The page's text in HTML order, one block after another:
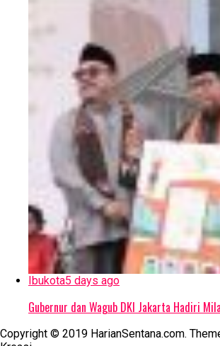
Ibukota5 days ago
Gubernur dan Wagub DKI Jakarta Hadiri
Copyright © 2019 HarianSentana.com.